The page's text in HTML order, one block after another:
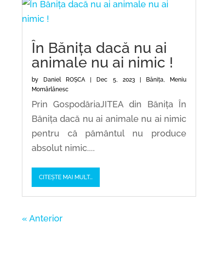
În Bănița dacă nu ai
animale nu ai nimic !
by Daniel ROȘCA | Dec 5, 2023| Bănița
Meniu
Momârlănesc
Prin GospodăriaJITEA din Bănița În
Bănița dacă nu ai animale nu ai nimic
pentru că pământul nu produce
absolut nimic....
CITEȘTE MAI MULT...
« Older Entries